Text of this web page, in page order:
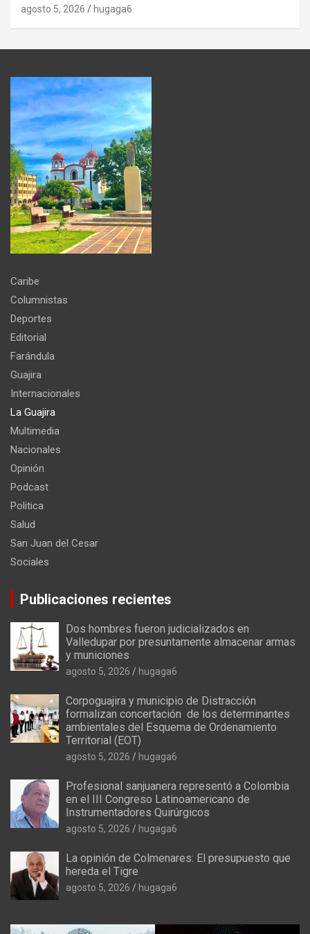
agosto 5, 2026 hugaga6
Caribe
Columnistas
Deportes
Editorial
Farándula
Guajira
Internacionales
La Guajira
Multimedia
Nacionales
Opinión
Podcast
Politica
Salud
San Juan del Cesar
Sociales
Publicaciones recientes
Dos hombres fueron judicializados en
Valledupar por presuntamente almacenar armas
y municiones
agosto 5, 2026 hugaga6
Corpoguajira y municipio de Distracción
formalizan concertación de los determinantes
ambientales del Esquema de Ordenamiento
Territorial (EOT)
agosto 5, 2026 hugaga6
Profesional sanjuanera representó a Colombia
en el III Congreso Latinoamericano de
Instrumentadores Quirúrgicos
agosto 5, 2026 hugaga6
La opinión de Colmenares: El presupuesto que
hereda el Tigre
agosto 5, 2026 hugaga6